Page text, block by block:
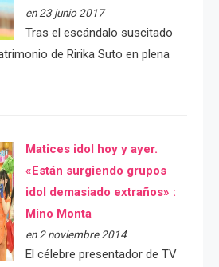
en 23 junio 2017
Tras el escándalo suscitado
de Ririka Suto en plena
Matices idol hoy y ayer.
«Están surgiendo grupos
idol demasiado extraños» :
Mino Monta
en 2 noviembre 2014
El célebre presentador de TV